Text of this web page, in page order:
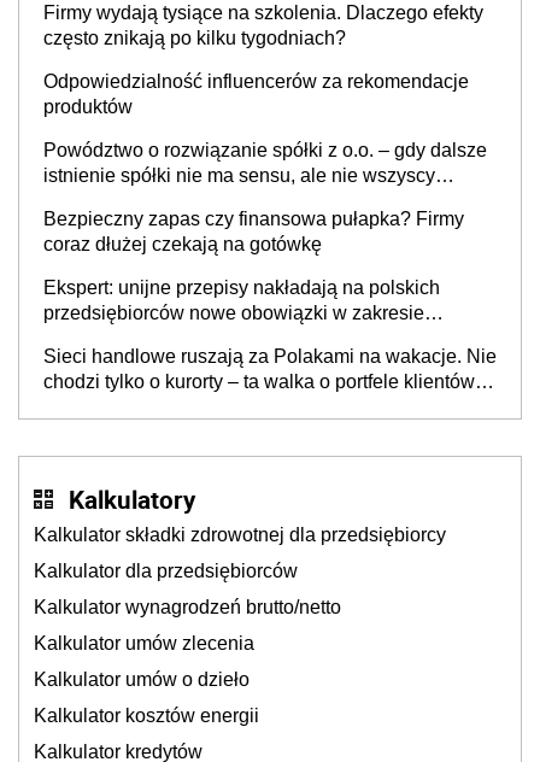
Firmy wydają tysiące na szkolenia. Dlaczego efekty
często znikają po kilku tygodniach?
Odpowiedzialność influencerów za rekomendacje
produktów
Powództwo o rozwiązanie spółki z o.o. – gdy dalsze
istnienie spółki nie ma sensu, ale nie wszyscy
Bezpieczny zapas czy finansowa pułapka? Firmy
coraz dłużej czekają na gotówkę
Ekspert: unijne przepisy nakładają na polskich
przedsiębiorców nowe obowiązki w zakresie
Sieci handlowe ruszają za Polakami na wakacje. Nie
chodzi tylko o kurorty – ta walka o portfele klientów
Kalkulatory
Kalkulator składki zdrowotnej dla przedsiębiorcy
Kalkulator dla przedsiębiorców
Kalkulator wynagrodzeń brutto/netto
Kalkulator umów zlecenia
Kalkulator umów o dzieło
Kalkulator kosztów energii
Kalkulator kredytów